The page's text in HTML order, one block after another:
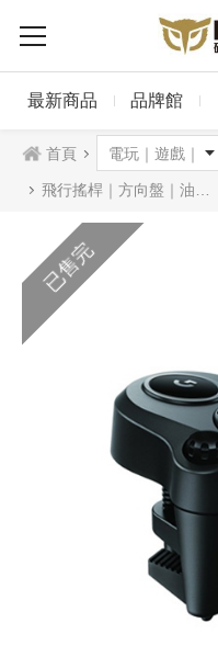
最新商品 品牌館
首頁
飛行搖桿｜方向盤｜油門踏板
已售完